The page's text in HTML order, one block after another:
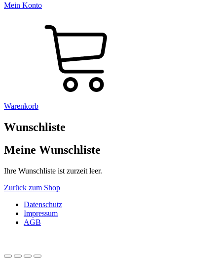
Mein Konto
Warenkorb
Wunschliste
Meine Wunschliste
Ihre Wunschliste ist zurzeit leer.
Zurück zum Shop
Datenschutz
Impressum
AGB